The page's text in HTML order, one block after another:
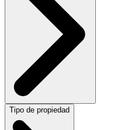
Tipo de propiedad